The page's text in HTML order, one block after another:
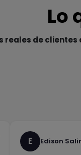
Lo
reales de
E Edison